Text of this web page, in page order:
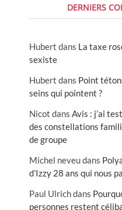
DERNIERS
Hubert dans La taxe
sexiste
Hubert dans Point
seins qui pointent ?
Nicot dans Avis : j’ai
des constellations
de groupe
Michel neveudans
d’Izzy 28 ans qui nous
Paul Ulrichdans
personnes restent